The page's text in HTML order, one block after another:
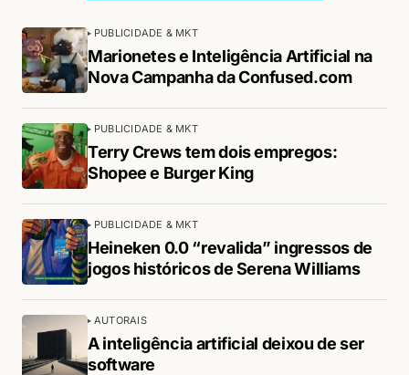
PUBLICIDADE & MKT
Marionetes e Inteligência Artificial na
Nova Campanha da Confused.com
PUBLICIDADE & MKT
Terry Crews tem dois empregos:
Shopee e Burger King
PUBLICIDADE & MKT
Heineken 0.0 “revalida” ingressos de
jogos históricos de Serena Williams
AUTORAIS
A inteligência artificial deixou de ser
software